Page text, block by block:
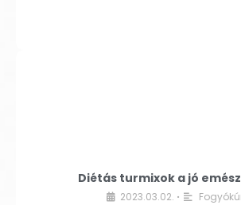
Diétás turmixok a jó
2023.03.02. •